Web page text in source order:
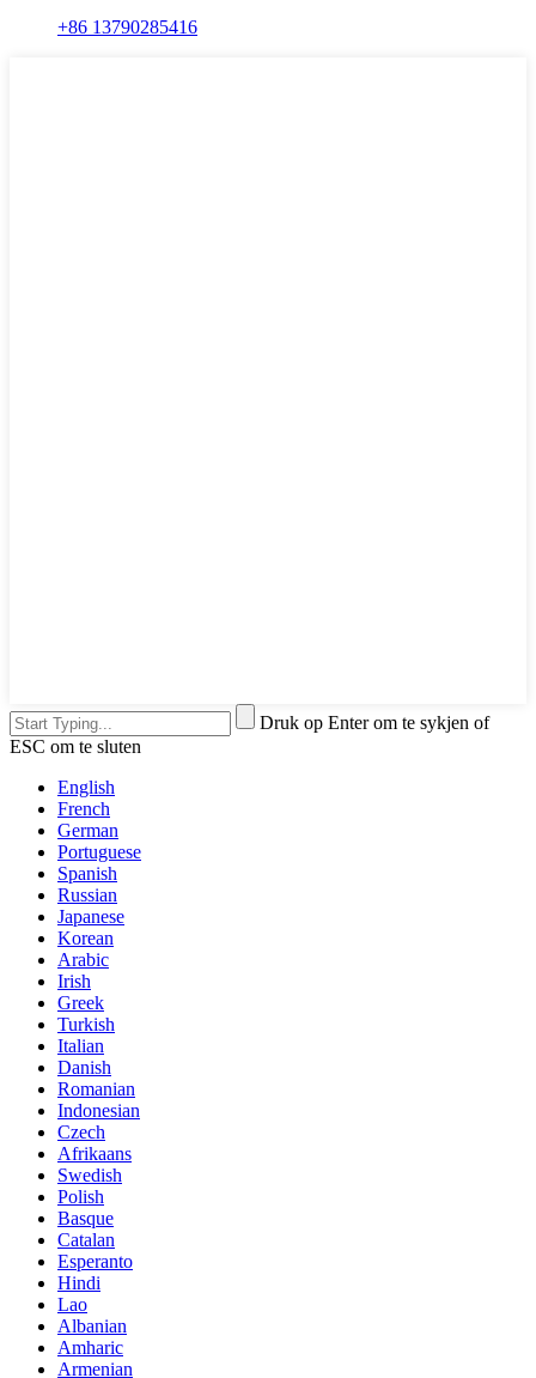
+86 13790285416
Druk op Enter om te sykjen of
ESC om te sluten
English
French
German
Portuguese
Spanish
Russian
Japanese
Korean
Arabic
Irish
Greek
Turkish
Italian
Danish
Romanian
Indonesian
Czech
Afrikaans
Swedish
Polish
Basque
Catalan
Esperanto
Hindi
Lao
Albanian
Amharic
Armenian